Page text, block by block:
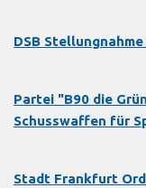
DSB
Partei "B90 die
Schusswaffen für
Stadt Frankfurt